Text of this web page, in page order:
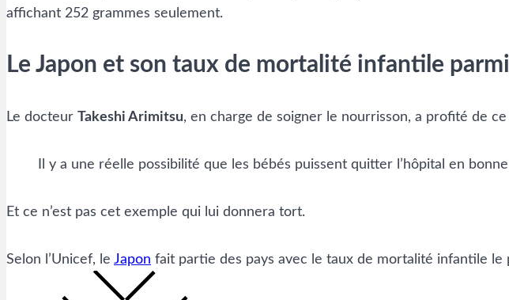
affichant 252 grammes seulement.
Le Japon et son taux de mortalité infantile
Le docteur Takeshi Arimitsu, en charge de soigner le nourrisson, a profité de
Il y a une réelle possibilité que les bébés puissent quitter l’hôpital en
Et ce n’est pas cet exemple qui lui donnera tort.
Selon l’Unicef, le Japon fait partie des pays avec le taux de mortalité infantile le